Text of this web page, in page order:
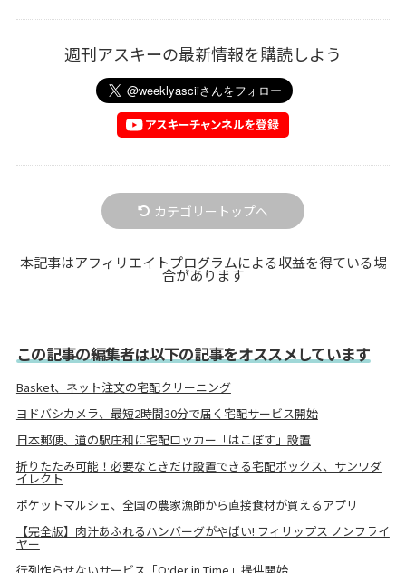
週刊アスキーの最新情報を購読しよう
カテゴリートップへ
本記事はアフィリエイトプログラムによる収益を得ている場
合があります
この記事の編集者は以下の記事をオススメしています
Basket、ネット注文の宅配クリーニング
ヨドバシカメラ、最短2時間30分で届く宅配サービス開始
日本郵便、道の駅庄和に宅配ロッカー「はこぽす」設置
折りたたみ可能！必要なときだけ設置できる宅配ボックス、サンワダ
イレクト
ポケットマルシェ、全国の農家漁師から直接食材が買えるアプリ
【完全版】肉汁あふれるハンバーグがやばい! フィリップス ノンフライ
ヤー
行列作らせないサービス「O:der in Time」提供開始